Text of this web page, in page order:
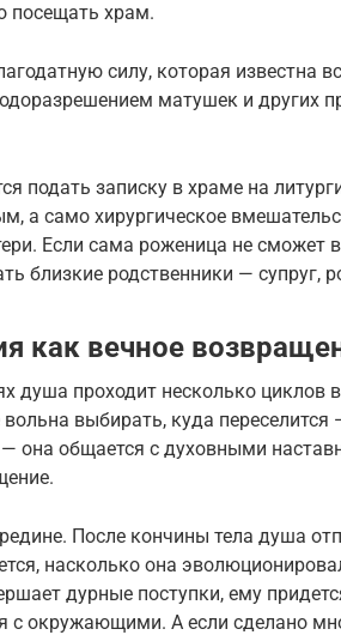
посещать храм.
силу, которая известна
матушек и других
подать записку в храме на
а само хирургическое
Если сама роженица не сможет
близкие родственники — супруг,
как вечное
душа проходит несколько циклов
выбирать, куда
она общается с духовными
После кончины тела душа
насколько она
дурные поступки, ему
с окружающими. А если сделано